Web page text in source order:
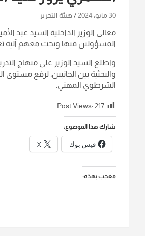
30 مايو، 2024 هيئة التحرير
معالي الوزير الداخلية السيد عبد
المسؤولين فيها وبحث معهم آلية
واطلع السيد الوزير على منهاج
والبحثية بين الجانبين، لرفع مستوى
الشرطوي المهني.
Post Views: 217
شارك هذا الموضوع:
فيس بوك X
معجب بهذه: